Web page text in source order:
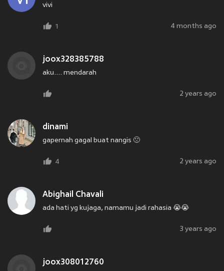
vivi
1 4 months ago
joox328385788
aku.... mendarah
2 years ago
dinami
gapernah gagal buat nangis 🙁
4 2 years ago
Abighail Chavali
ada hati yg kujaga, namamu jadi rahasia 😭😭
3 years ago
joox308012760